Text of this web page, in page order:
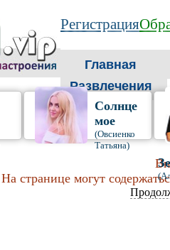
Регистрация
Главная
Развлечения
Солнце
мое
(Овсиенко
Татьяна)
На странице могут